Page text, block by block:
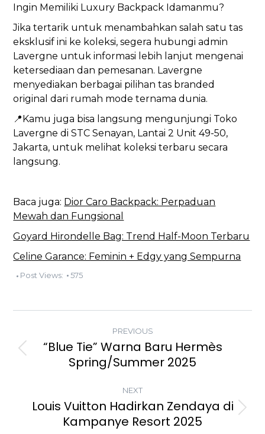
Ingin Memiliki Luxury Backpack Idamanmu?
Jika tertarik untuk menambahkan salah satu tas
eksklusif ini ke koleksi, segera hubungi admin
Lavergne untuk informasi lebih lanjut mengenai
ketersediaan dan pemesanan. Lavergne
menyediakan berbagai pilihan tas branded
original dari rumah mode ternama dunia.
📍Kamu juga bisa langsung mengunjungi Toko
Lavergne di STC Senayan, Lantai 2 Unit 49-50,
Jakarta, untuk melihat koleksi terbaru secara
langsung.
Baca juga: Dior Caro Backpack: Perpaduan
Mewah dan Fungsional
Goyard Hirondelle Bag: Trend Half-Moon Terbaru
Celine Garance: Feminin + Edgy yang Sempurna
Post Views: 575
NAVIGATION
PREVIOUS
Previous
post:
“Blue Tie” Warna Baru Hermès
Spring/Summer 2025
NEXT
Next
post:
Louis Vuitton Hadirkan Zendaya di
Kampanye Resort 2025